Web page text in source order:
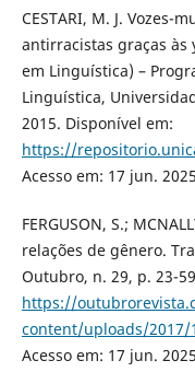
CESTARI, M. J. Vozes-
antirracistas graças às
em Linguística) –
Linguística,
2015. Disponível em:
https://
Acesso em: 17 jun.
FERGUSON, S.;
relações de gênero.
Outubro, n. 29, p. 23-
https://
content/uploads/2017/
Acesso em: 17 jun.